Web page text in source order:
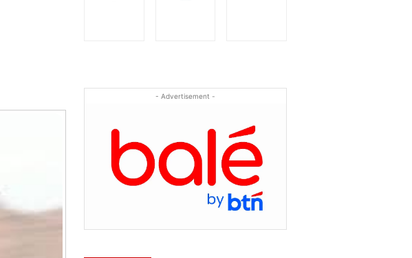
- Advertisement -